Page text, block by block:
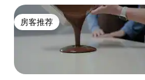
房客推荐
房客推荐